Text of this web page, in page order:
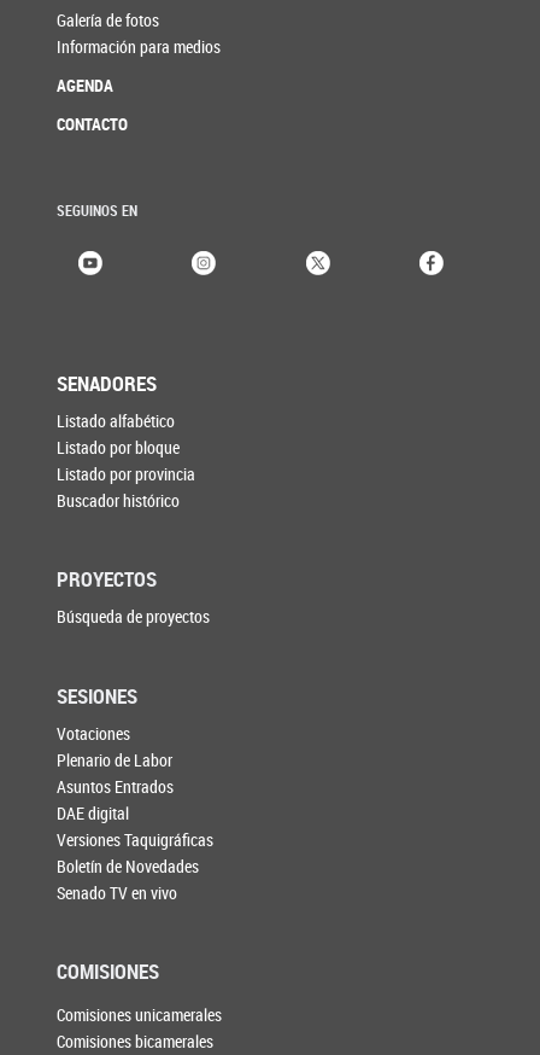
Galería de fotos
Información para medios
AGENDA
CONTACTO
SEGUINOS EN
SENADORES
Listado alfabético
Listado por bloque
Listado por provincia
Buscador histórico
PROYECTOS
Búsqueda de proyectos
SESIONES
Votaciones
Plenario de Labor
Asuntos Entrados
DAE digital
Versiones Taquigráficas
Boletín de Novedades
Senado TV en vivo
COMISIONES
Comisiones unicamerales
Comisiones bicamerales